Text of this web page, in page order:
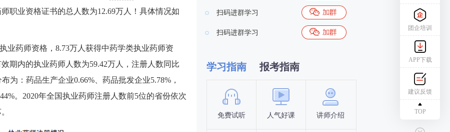
职业资格证书的总人数为12.69万人！具体情况如
业药师资格，8.73万人获得中药学类执业药师资
期内的执业药师人数为59.42万人，注册人数同比
为：药品生产企业0.66%、药品批发企业5.78%，
。2020年全国执业药师注册人数前5位的省份依次
扫码进群学习
扫码进群学习
学习指南 报考指南
免费试听 人气好课 讲师介绍 报名时间
团企培训
APP下载
建议反馈
TOP